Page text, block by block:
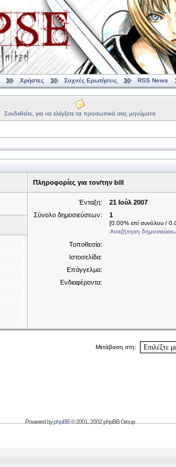
Χρήστες Συχνές Ερωτήσεις RSS News
Συνδεθείτε, για να ελέγξετε τα προσωπικά σας μηνύματα
Πληροφορίες για τον/την bill
Ένταξη:
21 Ιούλ 2007
Σύνολο δημοσιεύσεων:
1
[0.00% επί συνόλου /
Αναζήτηση
Τοποθεσία:
Ιστοσελίδα:
Επάγγελμα:
Ενδιαφέροντα:
Μετάβαση στη:
Powered byphpBB© 2001, 2002 phpBB Group